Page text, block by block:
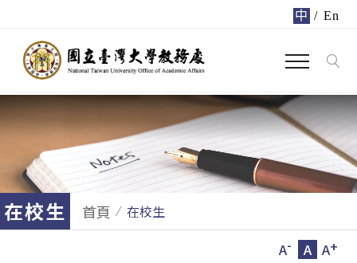
中 / En
在校生 首頁
在校生
A- A A+